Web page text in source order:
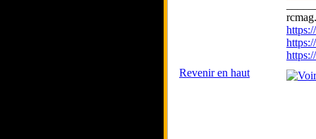
Revenir en haut